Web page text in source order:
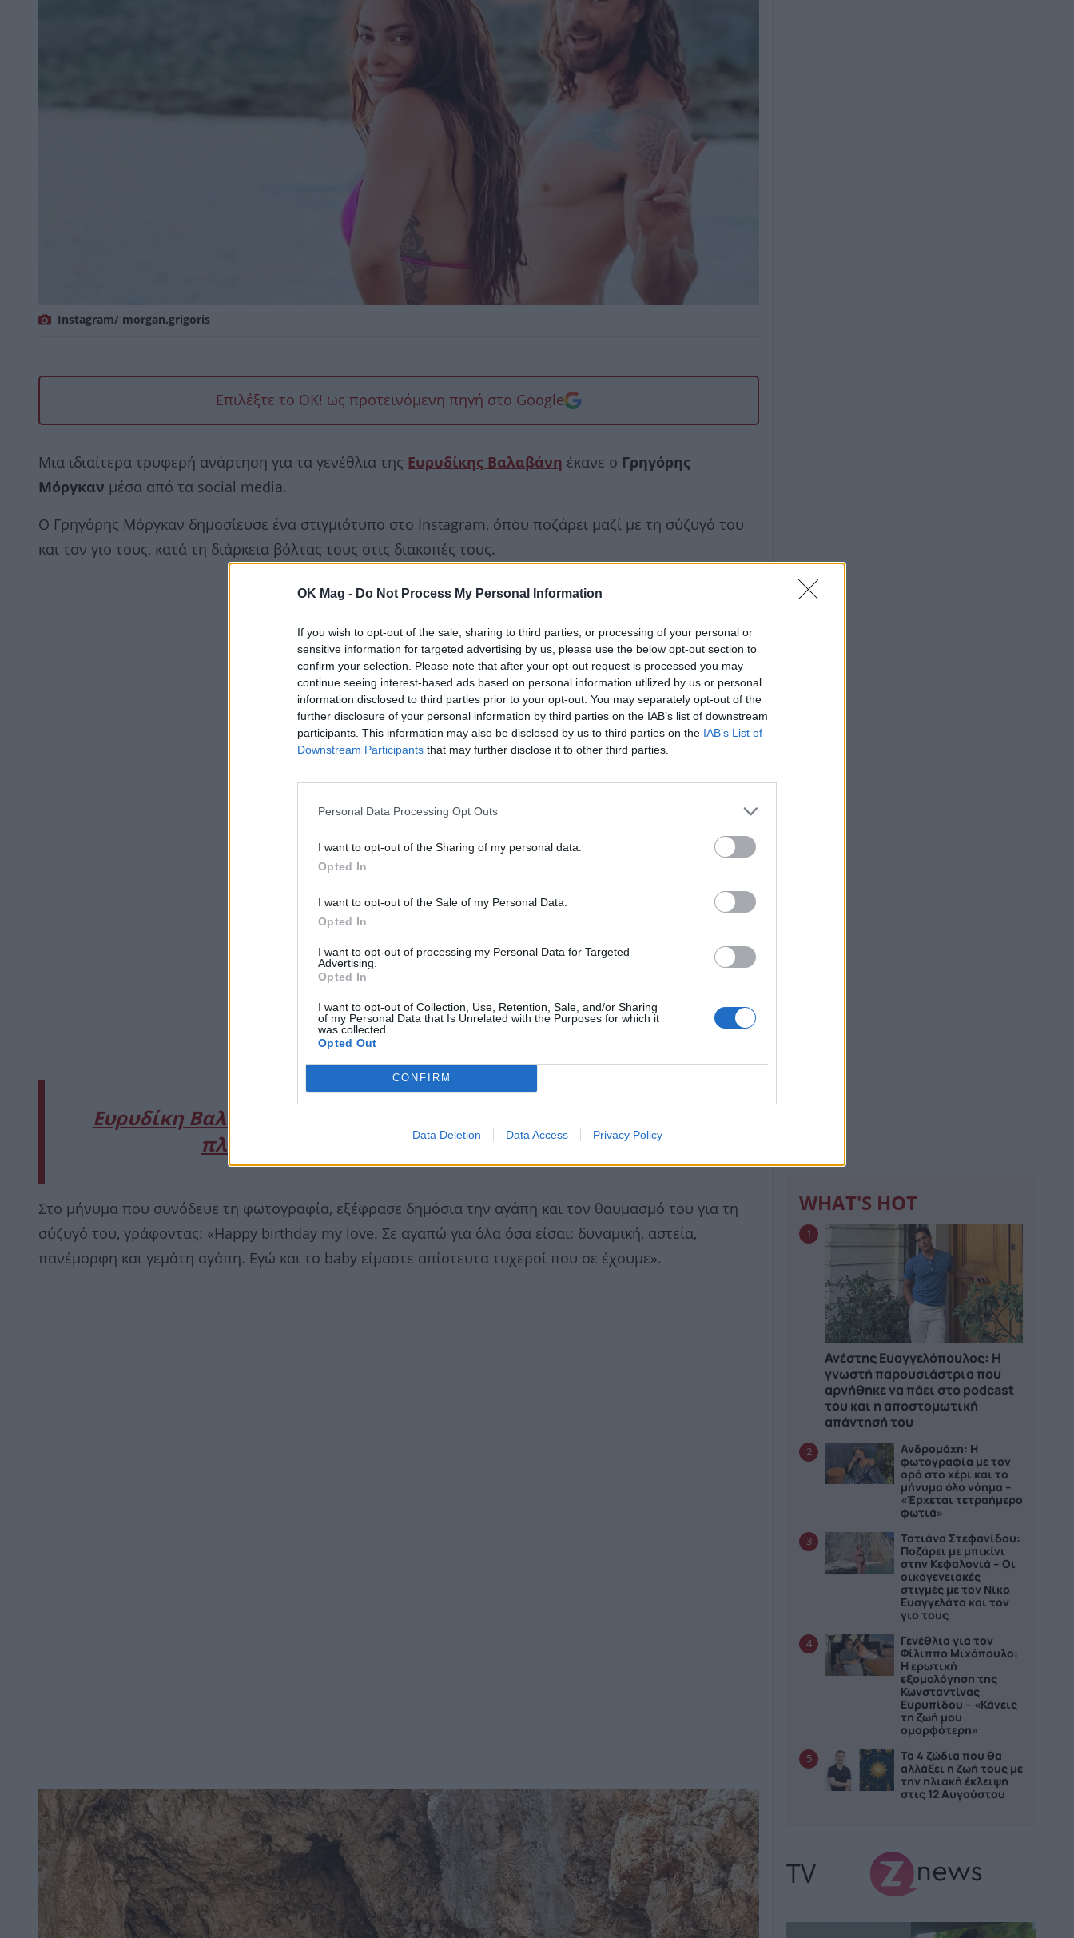
OK Mag - Do Not Process My Personal Information
If you wish to opt-out of the sale, sharing to third parties, or processing of your personal or
sensitive information for targeted advertising by us, please use the below opt-out section to
confirm your selection. Please note that after your opt-out request is processed you may
continue seeing interest-based ads based on personal information utilized by us or personal
information disclosed to third parties prior to your opt-out. You may separately opt-out of the
further disclosure of your personal information by third parties on the IAB’s list of downstream
participants. This information may also be disclosed by us to third parties on the IAB’s List of
Downstream Participants that may further disclose it to other third parties.
Personal Data Processing Opt Outs
I want to opt-out of the Sharing of my personal data.
Opted In
I want to opt-out of the Sale of my Personal Data.
Opted In
I want to opt-out of processing my Personal Data for Targeted
Advertising.
Opted In
I want to opt-out of Collection, Use, Retention, Sale, and/or Sharing
of my Personal Data that Is Unrelated with the Purposes for which it
was collected.
Opted Out
CONFIRM
Data Deletion Data Access Privacy Policy
Ιnstagram/ morgan.grigoris
Επιλέξτε το OK! ως προτεινόμενη πηγή στο Google
Μια ιδιαίτερα τρυφερή ανάρτηση για τα γενέθλια της Ευρυδίκης Βαλαβάνη έκανε ο Γρηγόρης
Μόργκαν μέσα από τα social media.
Ο Γρηγόρης Μόργκαν δημοσίευσε ένα στιγμιότυπο στο Instagram, όπου ποζάρει μαζί με τη σύζυγό του
και τον γιο τους, κατά τη διάρκεια βόλτας τους στις διακοπές τους.
Ευρυδίκη Βαλαβάνη: Μας ταξίδεψε στην πιο κινηματογραφική
πλευρά της Κέρκυρας, με cozy αισθητική
Στο μήνυμα που συνόδευε τη φωτογραφία, εξέφρασε δημόσια την αγάπη και τον θαυμασμό του για τη
σύζυγό του, γράφοντας: «Happy birthday my love. Σε αγαπώ για όλα όσα είσαι: δυναμική, αστεία,
πανέμορφη και γεμάτη αγάπη. Εγώ και το baby είμαστε απίστευτα τυχεροί που σε έχουμε».
WHAT'S HOT
1
Ανέστης Ευαγγελόπουλος: Η
γνωστή παρουσιάστρια που
αρνήθηκε να πάει στο podcast
του και η αποστομωτική
απάντησή του
2
Ανδρομάχη: Η
φωτογραφία με τον
ορό στο χέρι και το
μήνυμα όλο νόημα –
«Έρχεται τετραήμερο
φωτιά»
3
Τατιάνα Στεφανίδου:
Ποζάρει με μπικίνι
στην Κεφαλονιά – Οι
οικογενειακές
στιγμές με τον Νίκο
Ευαγγελάτο και τον
γιο τους
4
Γενέθλια για τον
Φίλιππο Μιχόπουλο:
Η ερωτική
εξομολόγηση της
Κωνσταντίνας
Ευρυπίδου – «Κάνεις
τη ζωή μου
ομορφότερη»
5
Τα 4 ζώδια που θα
αλλάξει η ζωή τους με
την ηλιακή έκλειψη
στις 12 Αυγούστου
TV